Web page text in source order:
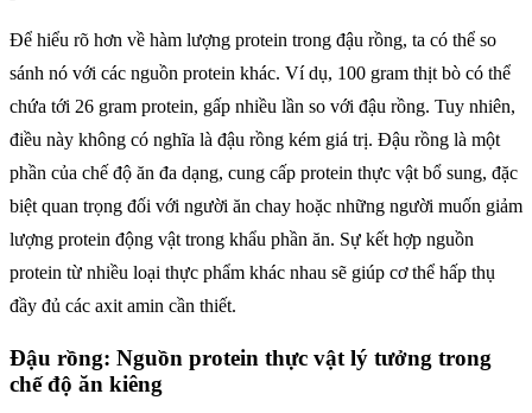
Để hiểu rõ hơn về hàm lượng protein trong đậu rồng, ta có thể so
sánh nó với các nguồn protein khác. Ví dụ, 100 gram thịt bò có thể
chứa tới 26 gram protein, gấp nhiều lần so với đậu rồng. Tuy nhiên,
điều này không có nghĩa là đậu rồng kém giá trị. Đậu rồng là một
phần của chế độ ăn đa dạng, cung cấp protein thực vật bổ sung, đặc
biệt quan trọng đối với người ăn chay hoặc những người muốn giảm
lượng protein động vật trong khẩu phần ăn. Sự kết hợp nguồn
protein từ nhiều loại thực phẩm khác nhau sẽ giúp cơ thể hấp thụ
đầy đủ các axit amin cần thiết.
Đậu rồng: Nguồn protein thực vật lý tưởng trong
chế độ ăn kiêng